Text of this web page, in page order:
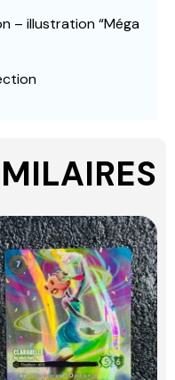
– illustration “Méga